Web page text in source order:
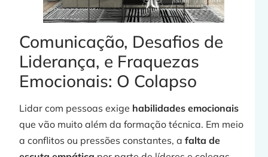
Comunicação, Desafios de
Liderança, e Fraquezas
Emocionais: O Colapso
Lidar com pessoas exige habilidades emocionais
que vão muito além da formação técnica. Em meio
a conflitos ou pressões constantes, a falta de